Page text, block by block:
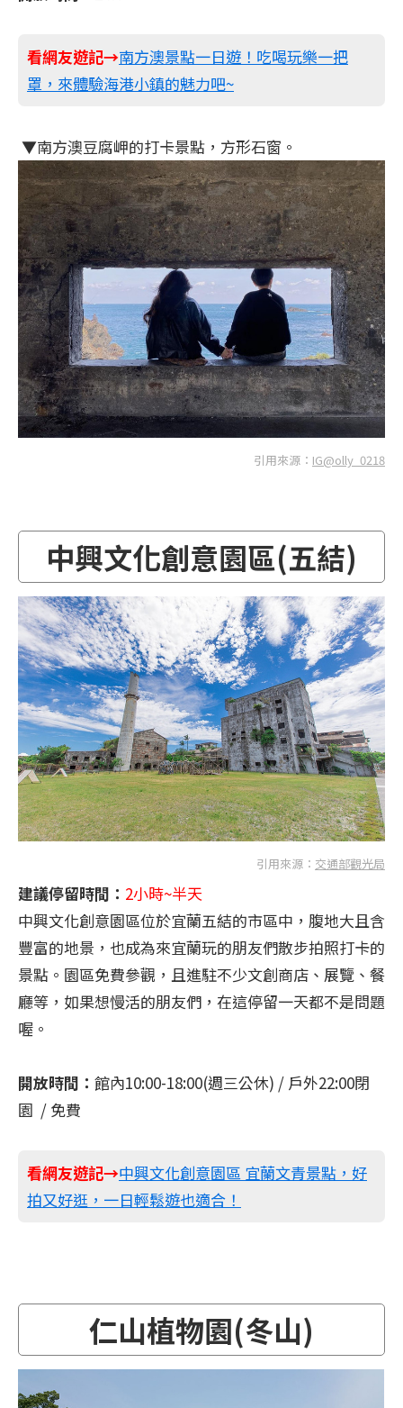
看網友遊記→南方澳景點一日遊！吃喝玩樂一把
罩，來體驗海港小鎮的魅力吧~
​ ▼南方澳豆腐岬的打卡景點，方形石窗。
引用來源： IG@olly_0218
中興文化創意園區(五結)
引用來源： 交通部觀光局
建議停留時間： 2小時~半天
中興文化創意園區位於宜蘭五結的市區中，腹地大且含
豐富的地景，也成為來宜蘭玩的朋友們散步拍照打卡的
景點。園區免費參觀，且進駐不少文創商店、展覽、餐
廳等，如果想慢活的朋友們，在這停留一天都不是問題
喔。
開放時間： 館內10:00-18:00(週三公休) / 戶外22:00閉
園 / 免費
看網友遊記→中興文化創意園區 宜蘭文青景點，好
拍又好逛，一日輕鬆遊也適合！
仁山植物園(冬山)